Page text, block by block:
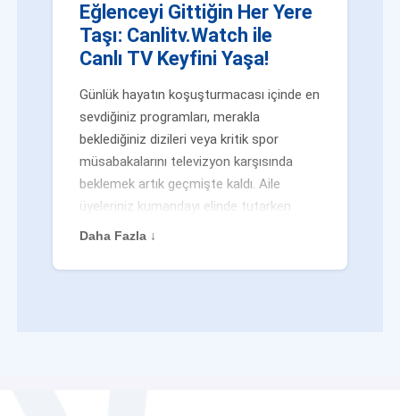
Eğlenceyi Gittiğin Her Yere
Taşı: Canlitv.Watch ile
Canlı TV Keyfini Yaşa!
Günlük hayatın koşuşturmacası içinde en
sevdiğiniz programları, merakla
beklediğiniz dizileri veya kritik spor
müsabakalarını televizyon karşısında
beklemek artık geçmişte kaldı. Aile
üyeleriniz kumandayı elinde tutarken
veya siz evden uzaktayken bile
değilsiniz. Geleneksel yayıncılığın
Daha Fazla ↓